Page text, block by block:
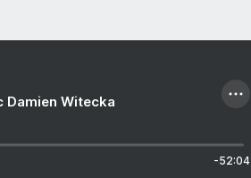
Damien Witecka
-52:04